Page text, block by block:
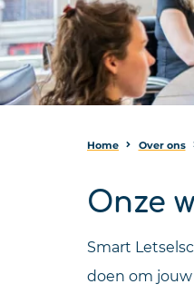
Home Over ons
Onze
Smart
doen om